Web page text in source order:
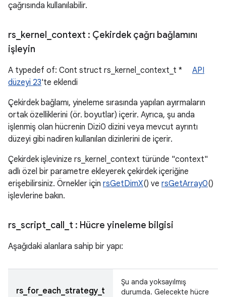
çağrısında kullanılabilir.
rs kernel context : Çekirdek çağrı bağlamını
işleyin
A typedef of: Cont struct rs_kernel_context_t * API
düzeyi 23'te eklendi
Çekirdek bağlamı, yineleme sırasında yapılan ayırmaların
ortak özelliklerini (ör. boyutlar) içerir. Ayrıca, şu anda
işlenmiş olan hücrenin Dizi0 dizini veya mevcut ayrıntı
düzeyi gibi nadiren kullanılan dizinlerini de içerir.
Çekirdek işlevinize rs_kernel_context türünde "context"
adlı özel bir parametre ekleyerek çekirdek içeriğine
erişebilirsiniz. Örnekler için rsGetDimX() ve rsGetArray0()
işlevlerine bakın.
rs script call t : Hücre yineleme bilgisi
Aşağıdaki alanlara sahip bir yapı:
rs_for_each_strategy_t
Şu anda yoksayılmış
durumda. Gelecekte hücre